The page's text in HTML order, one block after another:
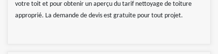
votre toit et pour obtenir un aperçu du tarif nettoyage de toiture
approprié. La demande de devis est gratuite pour tout projet.